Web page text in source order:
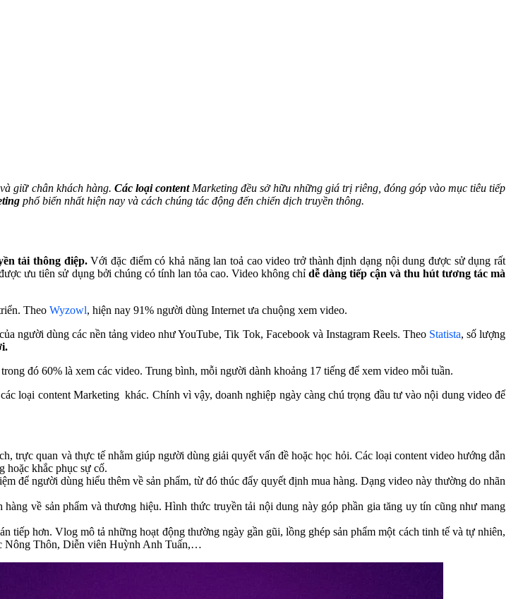
giữ chân khách hàng. Các loại content Marketing đều sở hữu những giá trị riêng, đóng góp vào mục tiêu tiếp
phổ biến nhất hiện nay và cách chúng tác động đến chiến dịch truyền thông.
tải thông điệp.Với đặc điểm có khả năng lan toả cao video trở thành định dạng nội dung được sử dụng rất
ưu tiên sử dụng bởi chúng có tính lan tỏa cao. Video không chỉ dễ dàng tiếp cận và thu hút tương tác mà
Theo Wyzowl, hiện nay 91% người dùng Internet ưa chuộng xem video.
người dùng các nền tảng video như YouTube, Tik Tok, Facebook và Instagram Reels. Theo Statista, số lượng
đó 60% là xem các video. Trung bình, mỗi người dành khoảng 17 tiếng để xem video mỗi tuần.
loại content Marketing khác. Chính vì vậy, doanh nghiệp ngày càng chú trọng đầu tư vào nội dung video để
trực quan và thực tế nhằm giúp người dùng giải quyết vấn đề hoặc học hỏi. Các loại content video hướng dẫn
hoặc khắc phục sự cố.
để người dùng hiểu thêm về sản phẩm, từ đó thúc đẩy quyết định mua hàng. Dạng video này thường do nhãn
về sản phẩm và thương hiệu. Hình thức truyền tải nội dung này góp phần gia tăng uy tín cũng như mang
tiếp hơn. Vlog mô tả những hoạt động thường ngày gần gũi, lồng ghép sản phẩm một cách tinh tế và tự nhiên,
Nông Thôn, Diễn viên Huỳnh Anh Tuấn,…